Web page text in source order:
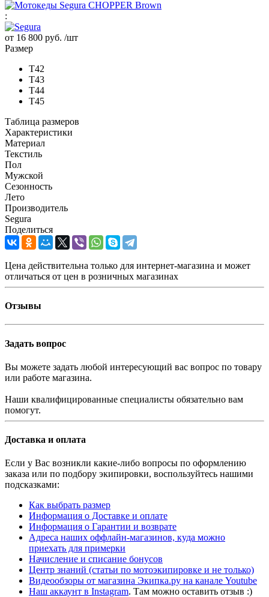
:
от 16 800 руб. /шт
Размер
T42
T43
T44
T45
Таблица размеров
Характеристики
Материал
Текстиль
Пол
Мужской
Сезонность
Лето
Производитель
Segura
Поделиться
Цена действительна только для интернет-магазина и может
отличаться от цен в розничных магазинах
Отзывы
Задать вопрос
Вы можете задать любой интересующий вас вопрос по товару
или работе магазина.
Наши квалифицированные специалисты обязательно вам
помогут.
Доставка и оплата
Если у Вас возникли какие-либо вопросы по оформлению
заказа или по подбору экипировки, воспользуйтесь нашими
подсказками:
Как выбрать размер
Информация о Доставке и оплате
Информация о Гарантии и возврате
Адреса наших оффлайн-магазинов, куда можно
приехать для примерки
Начисление и списание бонусов
Центр знаний (статьи по мотоэкипировке и не только)
Видеообзоры от магазина Экипка.ру на канале Youtube
Наш аккаунт в Instagram. Там можно оставить отзыв :)